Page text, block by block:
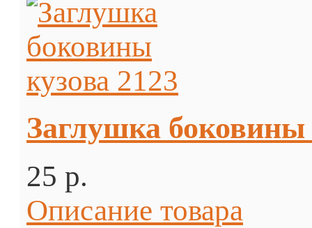
Заглушка боковины
25 p.
Описание товара